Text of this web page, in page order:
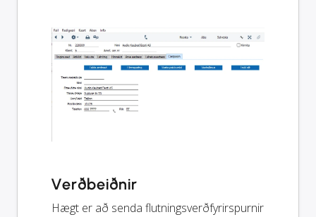
Verðbeiðnir
Hægt er að senda flutningsverðfyrirspurnir